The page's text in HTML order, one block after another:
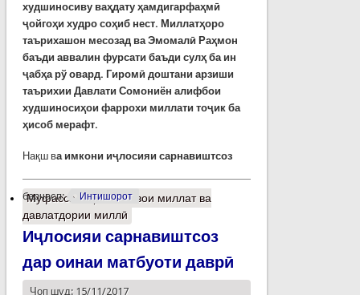
худшиносиву ваҳдату ҳамдигарфаҳмӣ
ҷойгоҳи худро соҳиб нест. Миллатҳоро
таърихашон месозад ва Эмомалӣ Раҳмон
баъди аввалин фурсати баъди сулҳ ба ин
ҷабҳа рў овард. Гиромӣ доштани арзиши
таърихии Давлати Сомониён алифбои
худшиносиҳои фаррохи миллати тоҷик ба
ҳисоб мерафт.
Нақш ва имкони иҷлосияи сарнавиштсоз
барчасп: Интишорот
Муфассалтаро Пешвои миллат ва
давлатдории миллӣ
Иҷлосияи сарнавиштсоз
дар оинаи матбуоти даврӣ
Чоп шуд: 15/11/2017